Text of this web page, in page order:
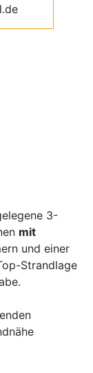
3-
mit
und einer
Strandlage